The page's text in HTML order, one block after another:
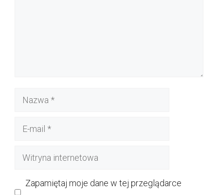
Nazwa
Witryna
Zapamiętaj moje dane w tej przeglądarce